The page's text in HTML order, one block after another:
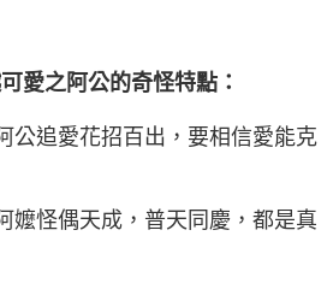
愛之阿公的奇怪特點：
公追愛花招百出，要相信愛能克
嬤怪偶天成，普天同慶，都是真